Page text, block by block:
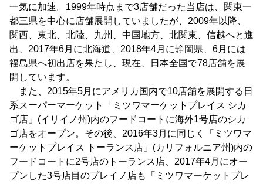
一気に加速。1999年時点まで3店舗だった当店は、関東一
都三県を中心に店舗展開していましたが、2009年以降、
関西、東北、北陸、九州、中国地方、北関東、信越へと進
出、2017年6月に北海道、2018年4月に静岡県、6月には
福島県へ初出店を果たし、現在、日本全国で78店舗を展
開しています。
また、2015年5月にアメリカ国内で10店舗を展開する日
系スーパーマーケット「ミツワマーケットプレイス シカ
ゴ店」(イリイノ州)内のフードコートに海外1号店のシカ
ゴ店をオープン。その後、2016年3月に同じく「ミツワマ
ーケットプレイス トーランス店」(カリフォルニア州)内の
フードコートに2号店のトーランス店、2017年4月にオー
プンした3号店目のプレイノ店も「ミツワマーケットプレ